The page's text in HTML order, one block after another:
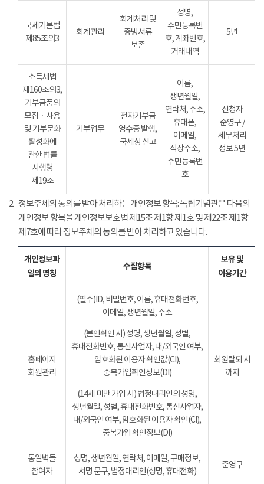
국세기본법
제85조의3
회계관리
회계처리 및
증빙서류
보존
성명,
주민등록번
호, 계좌번호,
거래내역
5년
소득세법
제160조의3,
기부금품의
모집ㆍ사용
및 기부문화
활성화에
관한 법률
시행령
제19조
기부업무
전자기부금
영수증 발행,
국세청 신고
이름,
생년월일,
연락처, 주소,
휴대폰,
이메일,
직장주소,
주민등록번
호
신청자
준영구 /
세무처리
정보 5년
2 정보주체의 동의를 받아 처리하는 개인정보 항목: 독립기념관은 다음의
개인정보 항목을 개인정보보호법 제15조 제1항 제1호 및 제22조 제1항
제7호에 따라 정보주체의 동의를 받아 처리하고 있습니다.
개인정보파
일의 명칭
수집항목
보유 및
이용기간
홈페이지
회원관리
(필수)ID, 비밀번호, 이름, 휴대전화번호,
이메일, 생년월일, 주소
(본인확인 시) 성명, 생년월일, 성별,
휴대전화번호, 통신사업자, 내/외국인 여부,
암호화된 이용자 확인값(CI),
중복가입확인정보(DI)
(14세 미만 가입 시) 법정대리인의 성명,
생년월일, 성별, 휴대전화번호, 통신사업자,
내/외국인 여부, 암호화된 이용자 확인(CI),
중복가입 확인정보(DI)
회원탈퇴 시
까지
통일벽돌
참여자
성명, 생년월일, 연락처, 이메일, 구매정보,
서명 문구, 법정대리인(성명, 휴대전화)
준영구